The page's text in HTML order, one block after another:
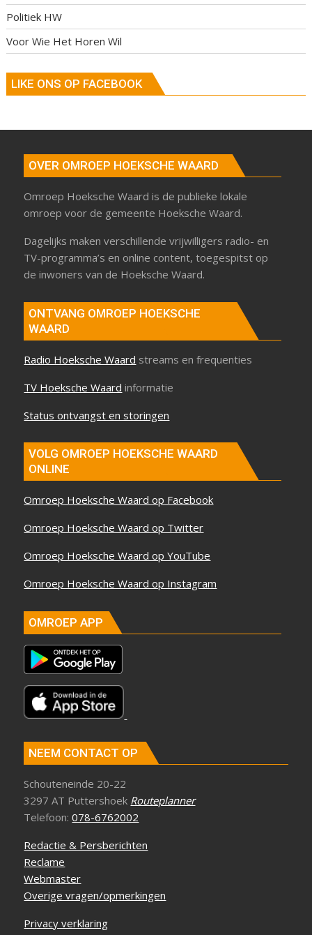
Politiek HW
Voor Wie Het Horen Wil
LIKE ONS OP FACEBOOK
OVER OMROEP HOEKSCHE WAARD
Omroep Hoeksche Waard is de publieke lokale
omroep voor de gemeente Hoeksche Waard.
Dagelijks maken verschillende vrijwilligers radio- en
TV-programma’s en online content, toegespitst op
de inwoners van de Hoeksche Waard.
ONTVANG OMROEP HOEKSCHE
WAARD
Radio Hoeksche Waard streams en frequenties
TV Hoeksche Waard informatie
Status ontvangst en storingen
VOLG OMROEP HOEKSCHE WAARD
ONLINE
Omroep Hoeksche Waard op Facebook
Omroep Hoeksche Waard op Twitter
Omroep Hoeksche Waard op YouTube
Omroep Hoeksche Waard op Instagram
OMROEP APP
NEEM CONTACT OP
Schouteneinde 20-22
3297 AT Puttershoek Routeplanner
Telefoon:078-6762002
Redactie & Persberichten
Reclame
Webmaster
Overige vragen/opmerkingen
Privacy verklaring